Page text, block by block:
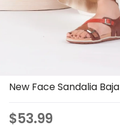
New Face Sandalia Baja
$53.99